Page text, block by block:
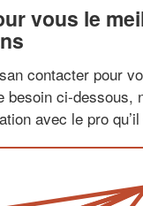
vous le
contacter pour
besoin ci-dessous,
avec le pro